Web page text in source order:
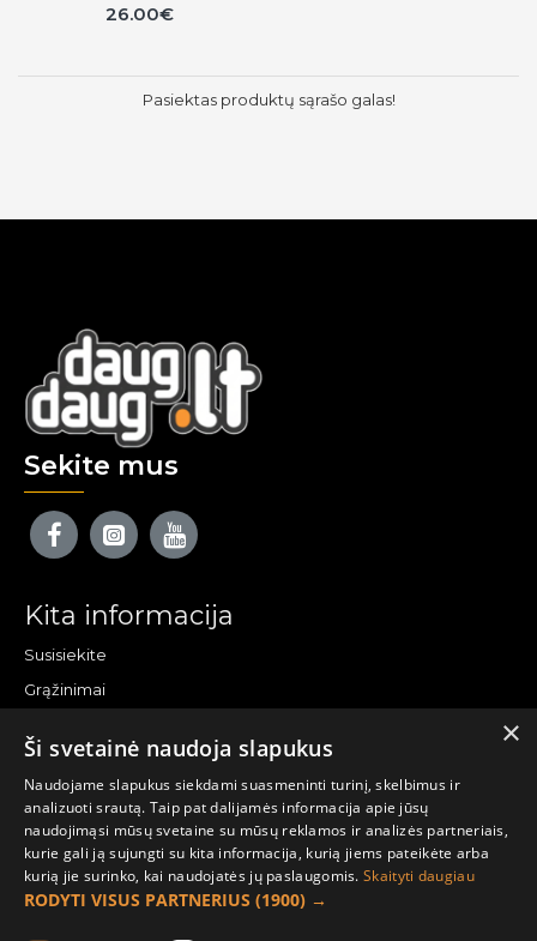
26.00€
Pasiektas produktų sąrašo galas!
Sekite mus
Kita informacija
Susisiekite
Grąžinimai
Pirkėjo paskyra
Mano paskyra
Užsakymai
Naujienlaiškiai
×
Ši svetainė naudoja slapukus
Naudojame slapukus siekdami suasmeninti turinį, skelbimus ir
analizuoti srautą. Taip pat dalijamės informacija apie jūsų
naudojimąsi mūsų svetaine su mūsų reklamos ir analizės partneriais,
kurie gali ją sujungti su kita informacija, kurią jiems pateikėte arba
kurią jie surinko, kai naudojatės jų paslaugomis.Skaityti daugiau
RODYTI VISUS PARTNERIUS (1900) →